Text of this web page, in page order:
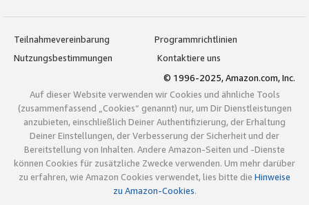
Teilnahmevereinbarung
Programmrichtlinien
Nutzungsbestimmungen
Kontaktiere uns
© 1996-2025, Amazon.com, Inc.
Auf dieser Website verwenden wir Cookies und ähnliche Tools
(zusammenfassend „Cookies“ genannt) nur, um Dir Dienstleistungen
anzubieten, einschließlich Deiner Authentifizierung, der Erhaltung
Deiner Einstellungen, der Verbesserung der Sicherheit und der
Bereitstellung von Inhalten. Andere Amazon-Seiten und -Dienste
können Cookies für zusätzliche Zwecke verwenden. Um mehr darüber
zu erfahren, wie Amazon Cookies verwendet, lies bitte die Hinweise
zu Amazon-Cookies.